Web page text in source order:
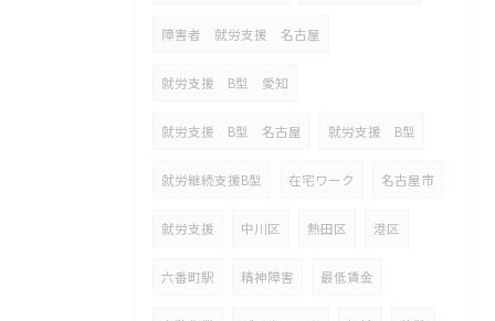
障害者 就労支援 名古屋
就労支援 B型 愛知
就労支援 B型 名古屋 就労支援 B型
就労継続支援B型 在宅ワーク 名古屋市
就労支援 中川区 熱田区 港区
六番町駅 精神障害 最低賃金